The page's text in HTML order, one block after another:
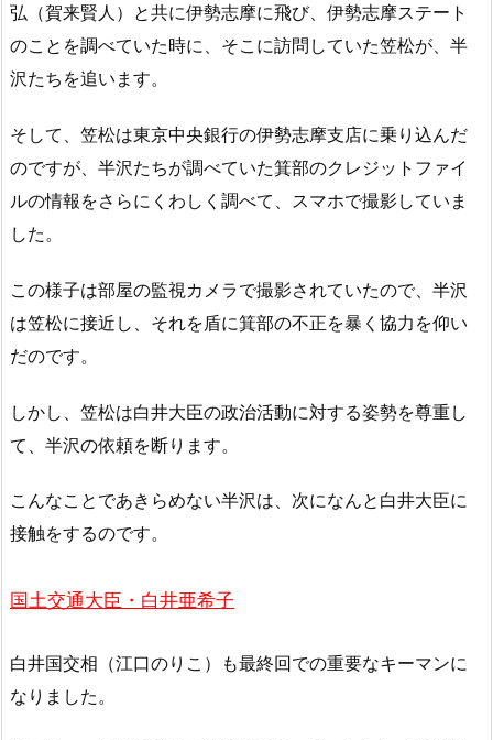
弘（賀来賢人）と共に伊勢志摩に飛び、伊勢志摩ステート
のことを調べていた時に、そこに訪問していた笠松が、半
沢たちを追います。
そして、笠松は東京中央銀行の伊勢志摩支店に乗り込んだ
のですが、半沢たちが調べていた箕部のクレジットファイ
ルの情報をさらにくわしく調べて、スマホで撮影していま
した。
この様子は部屋の監視カメラで撮影されていたので、半沢
は笠松に接近し、それを盾に箕部の不正を暴く協力を仰い
だのです。
しかし、笠松は白井大臣の政治活動に対する姿勢を尊重し
て、半沢の依頼を断ります。
こんなことであきらめない半沢は、次になんと白井大臣に
接触をするのです。
国土交通大臣・白井亜希子
白井国交相（江口のりこ）も最終回での重要なキーマンに
なりました。